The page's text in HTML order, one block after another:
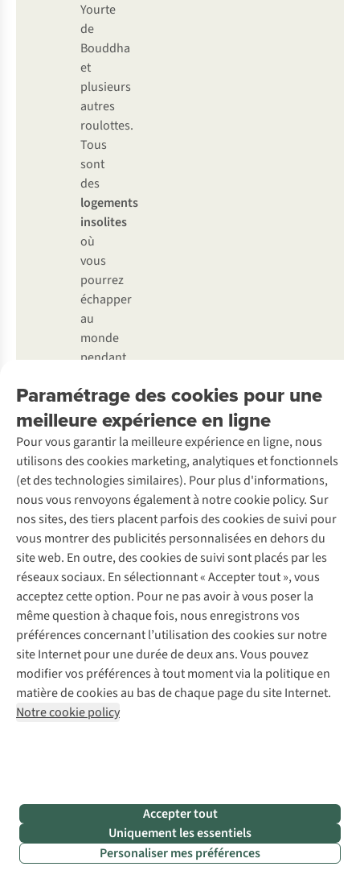
Yourte
de
Bouddha
et
plusieurs
autres
roulottes.
Tous
sont
des
logements
insolites
où
vous
pourrez
échapper
au
monde
pendant
certain
temps.
Scènes médiévales à Bouillon
Envie d’un week-end en famille rempli d’aventure, d’une
touche d’histoire et de beaucoup de nature ? Dans ce cas,
Bouillon est l’endroit rêvé ! Godefroy de Bouillon vous invite
dans sonchâteau pour un voyage dans le temps au Moyen
Âge où des vautours et des faucons survolent les visiteurs.
Envie de découvrir d’autres animaux? Bouillon possède son
propre parc animalier. La vallée de la Semois se prête
également à de belles balades à pied ou en kayak.
respire l’histoire et accueille de nombreux événements
tels que des festivals médiévaux, des spectacles son et
lumière et des promenades aux flambeaux. Plusieurs
spectacles de fauconnerie sont organisés chaque jour.
Paramétrage des cookies pour une
meilleure expérience en ligne
Pour vous garantir la meilleure expérience en ligne, nous
utilisons des cookies marketing, analytiques et fonctionnels
(et des technologies similaires). Pour plus d'informations,
nous vous renvoyons également à notre cookie policy. Sur
nos sites, des tiers placent parfois des cookies de suivi pour
vous montrer des publicités personnalisées en dehors du
site web. En outre, des cookies de suivi sont placés par les
réseaux sociaux. En sélectionnant « Accepter tout », vous
acceptez cette option. Pour ne pas avoir à vous poser la
même question à chaque fois, nous enregistrons vos
préférences concernant l’utilisation des cookies sur notre
site Internet pour une durée de deux ans. Vous pouvez
modifier vos préférences à tout moment via la politique en
matière de cookies au bas de chaque page du site Internet.
Notre cookie policy
Accepter tout
Uniquement les essentiels
Personaliser mes préférences